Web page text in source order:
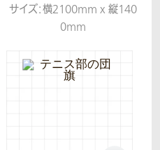
サイズ：横2100mm x 縦140
0mm